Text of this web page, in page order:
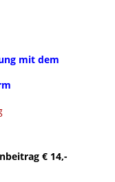
mit dem
€ 14,-